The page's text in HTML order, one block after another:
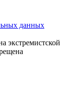
данных
экстремистской